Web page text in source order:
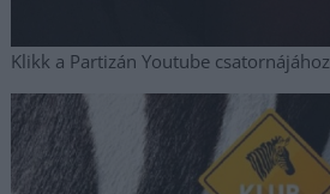
Klikk a Partizán Youtube csatornájához